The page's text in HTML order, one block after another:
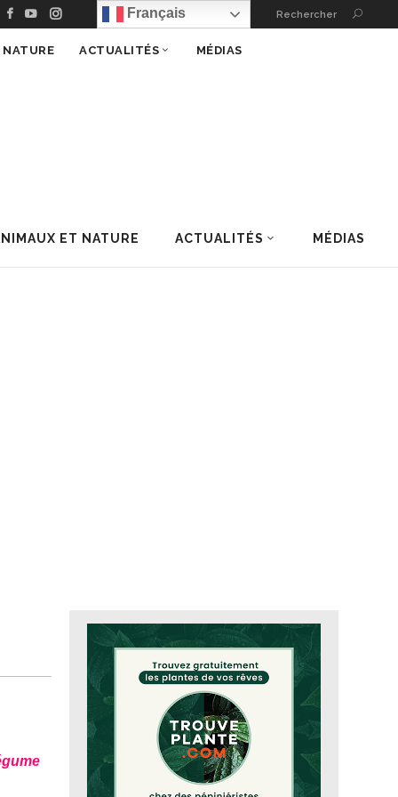
Français Rechercher
ET NATURE ACTUALITÉS MÉDIAS
ACTUALITÉS MÉDIAS